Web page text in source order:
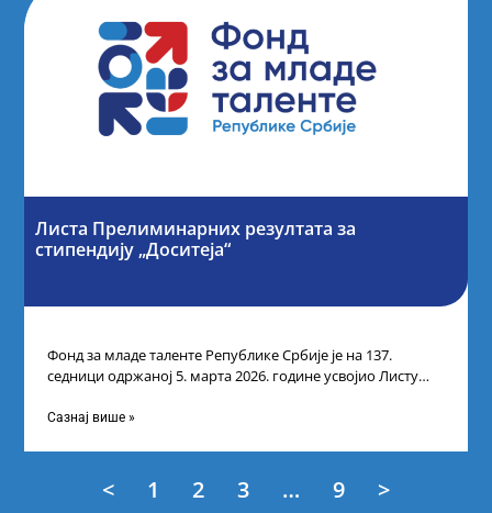
Листа Прелиминарних резултата за
стипендију „Доситеја“
Фонд за младе таленте Републике Србије је на 137.
седници одржаној 5. марта 2026. године усвојио Листу
Сазнај више »
< 1 2 3 … 9 >